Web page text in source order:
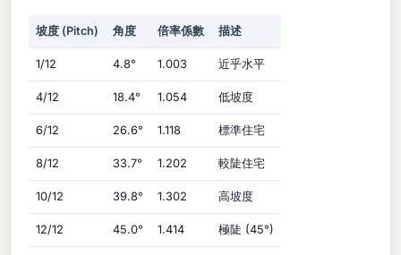
坡度 (Pitch) 角度 倍率係數 描述
1/12 4.8° 1.003 近乎水平
4/12 18.4° 1.054 低坡度
6/12 26.6° 1.118 標準住宅
8/12 33.7° 1.202 較陡住宅
10/12 39.8° 1.302 高坡度
12/12 45.0° 1.414 極陡 (45°)